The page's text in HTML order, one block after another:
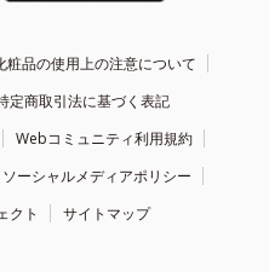
粧品の使用上の注意について
定商取引法に基づく表記
Webコミュニティ利用規約
ソーシャルメディアポリシー
クト
サイトマップ